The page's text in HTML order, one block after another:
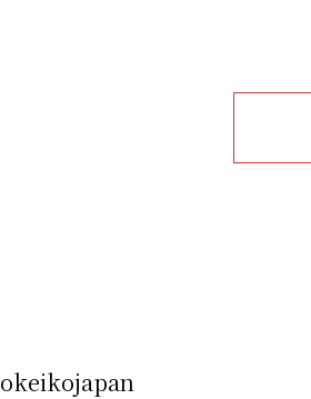
okeikojapan